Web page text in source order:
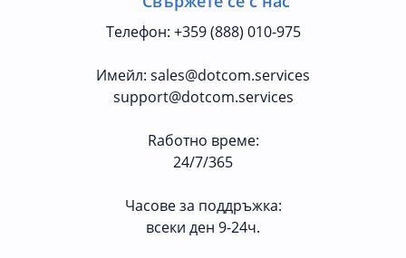
Телефон: +359 (888) 010-975
Имейл: sales@dotcom.services
support@dotcom.services
Rаботно време:
24/7/365
Часове за поддръжка:
всеки ден 9-24ч.